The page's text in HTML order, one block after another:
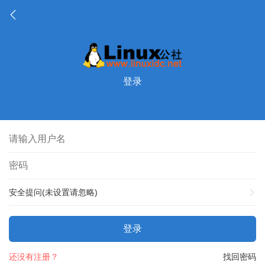
登录
安全提问(未设置请忽略)
登录
找回密码
还没有注册？